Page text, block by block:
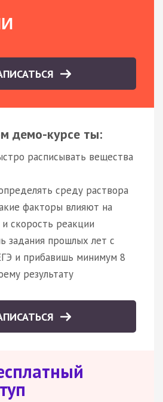
демо-курсе ты:
расписывать вещества
среду раствора
факторы влияют на
скорость реакции
задания прошлых лет с
и прибавишь минимум 8
результату